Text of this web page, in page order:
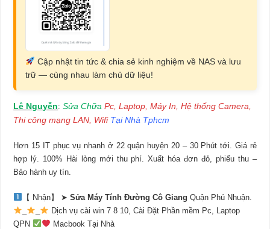
Cập nhật tin tức & chia sẻ kinh nghiệm về NAS và lưu
trữ — cùng nhau làm chủ dữ liệu!
Lê Nguyễn:Sửa Chữa Pc, Laptop, Máy In, Hệ thống Camera,
Thi công mạng LAN, Wifi Tại Nhà Tphcm
Hơn 15 IT phục vụ nhanh ở 22 quận huyện 20 – 30 Phút tới. Giá rẻ
hợp lý. 100% Hài lòng mới thu phí. Xuất hóa đơn đỏ, phiếu thu –
Bảo hành uy tín.
【 Nhận】 ➤Sửa Máy Tính Đường Cô Giang Quận Phú Nhuận.
Dịch vụ cài win 7 8 10, Cài Đặt Phần mềm Pc, Laptop
QPN
Macbook Tại Nhà